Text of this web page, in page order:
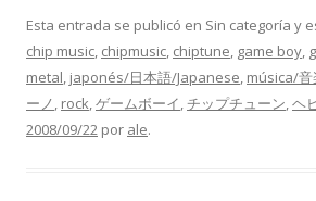
Esta entrada se publicó en Sin categoría y
chip music, chipmusic, chiptune, game boy,
metal, japonés/日本語/Japanese, música/
ーノ, rock,ゲームボーイ,チップチューン,ヘ
2008/09/22 por ale.